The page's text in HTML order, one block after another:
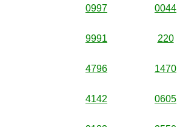
0997 0044
9991 220
4796 1470
4142 0605